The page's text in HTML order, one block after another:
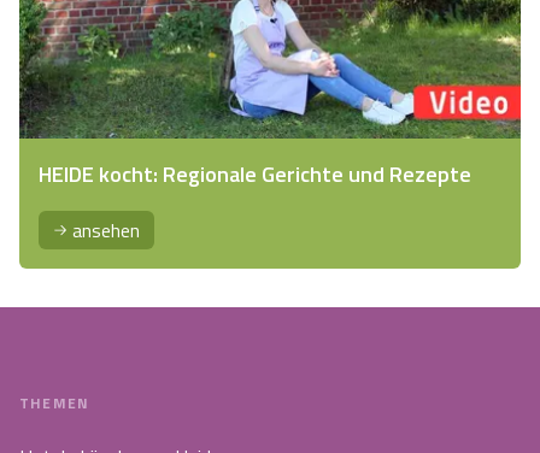
HEIDE kocht: Regionale Gerichte und Rezepte
ansehen
THEMEN